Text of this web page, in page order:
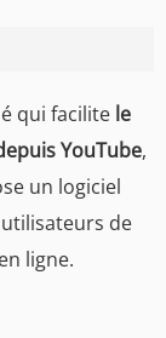
qui facilite le
YouTube,
un logiciel
de
ligne.